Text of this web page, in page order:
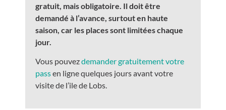
gratuit, mais obligatoire. Il doit être
demandé à l’avance, surtout en haute
saison, car les places sont limitées chaque
jour.
Vous pouvezdemander gratuitement votre
passen ligne quelques jours avant votre
visite de l’ile de Lobs.